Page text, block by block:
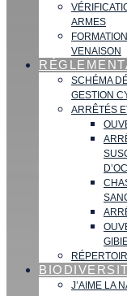
ARMES
VENAISON
SCHÉMA
GESTION
ARRÊTÉS
J’AIME LA